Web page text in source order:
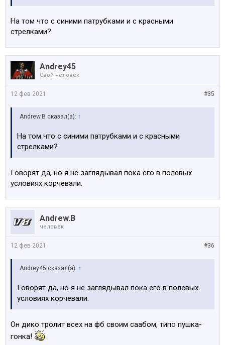
На том что с синими патрубками и с красными
стрелками?
Andrey45
Свой человек
#35
12 фев 2021
Andrew.B сказал(а): ↑
На том что с синими патрубками и с красными
стрелками?
Говорят да, но я не заглядывал пока его в полевых
условиях корчевали.
Andrew.B
человек
#36
12 фев 2021
Andrey45 сказал(а): ↑
Говорят да, но я не заглядывал пока его в полевых
условиях корчевали.
Он дико тролит всех на фб своим саабом, типо пушка-
гонка!